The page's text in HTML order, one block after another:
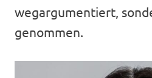
wegargumentiert,
genommen.